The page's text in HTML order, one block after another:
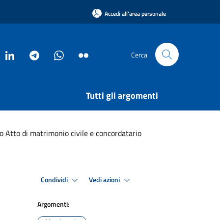
Accedi all'area personale
Cerca
Tutti gli argomenti
Atto di matrimonio civile e concordatario
Condividi Vedi azioni
Argomenti: